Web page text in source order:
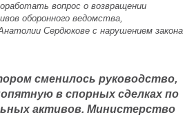
вопрос о возвращении
оборонного ведомства,
Сердюкове с нарушением закона
сменилось руководство,
в спорных сделках по
активов. Министерство